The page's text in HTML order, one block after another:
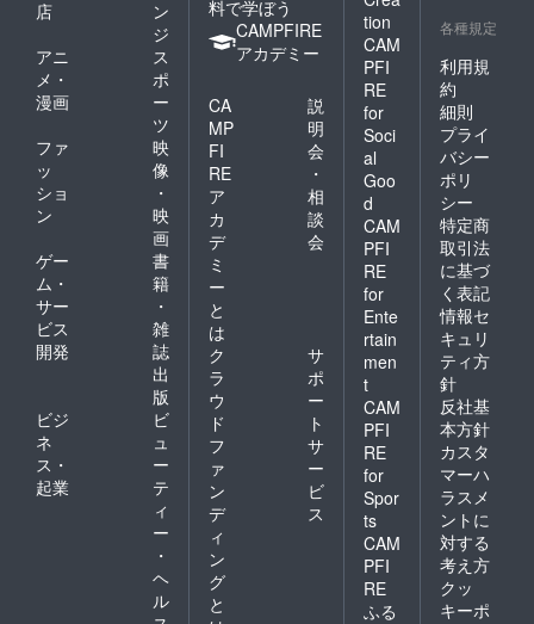
店
ン
ジ
アニ
メ・
漫画
ス
ポ
ー
ツ
ファ
ッ
ショ
ン
映
像
・
映
画
ゲー
ム・
サー
ビス
開発
書
籍
・
雑
誌
出
版
ビジ
ネ
ス・
起業
ビ
ュ
ー
テ
ィ
ー
・
ヘ
ル
料で学ぼう
CAMPFIRE
アカデミー
CA
MP
FI
RE
ア
カ
デ
ミ
ー
と
は
説
明
会
・
相
談
会
ク
ラ
ウ
ド
フ
ァ
ン
デ
ィ
ン
グ
と
サ
ポ
ー
ト
サ
ー
ビ
ス
tion
CAM
PFI
RE
for
Soci
al
Goo
d
CAM
PFI
RE
for
Ente
rtain
men
t
CAM
PFI
RE
for
Spor
ts
CAM
PFI
RE
ふる
各種規定
利用規
約
細則
プライ
バシー
ポリ
シー
特定商
取引法
に基づ
く表記
情報セ
キュリ
ティ方
針
反社基
本方針
カスタ
マーハ
ラスメ
ントに
対する
考え方
クッ
キーポ